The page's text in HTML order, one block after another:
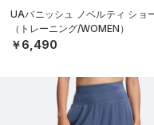
UAバニッシュ ノベルティ ショ
（トレーニング/WOMEN）
￥6,490